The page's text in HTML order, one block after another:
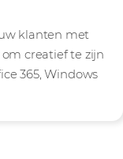
klanten met
creatief te zijn
365, Windows